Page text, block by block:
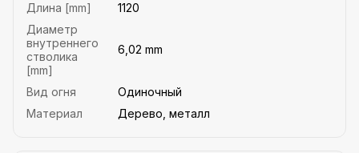
Длина [mm]
1120
Диаметр
внутреннего
стволика
[mm]
6,02 mm
Вид огня
Одиночный
Материал
Дерево, металл